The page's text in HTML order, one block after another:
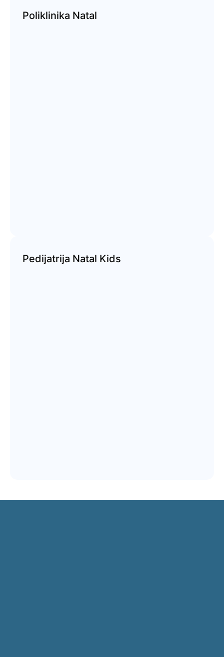
Poliklinika Natal
Pedijatrija Natal Kids